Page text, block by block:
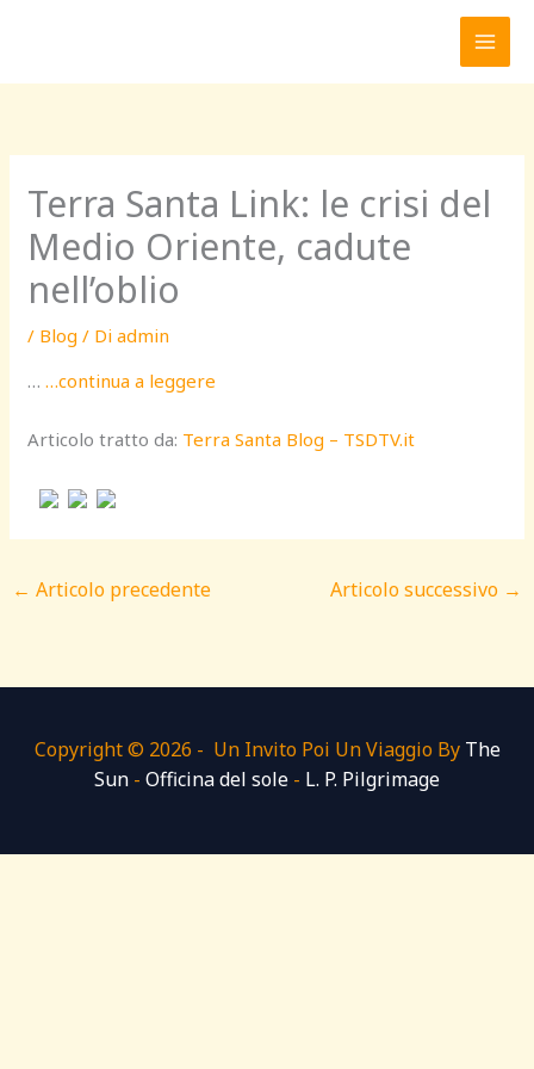
Terra Santa Link: le crisi del
Medio Oriente, cadute
nell’oblio
/ Blog / Diadmin
……continua a leggere
Articolo tratto da: Terra Santa Blog – TSDTV.it
← Articolo precedente Articolo successivo →
Copyright © 2026 - Un Invito Poi Un Viaggio By The
Sun - Officina del sole - L. P. Pilgrimage